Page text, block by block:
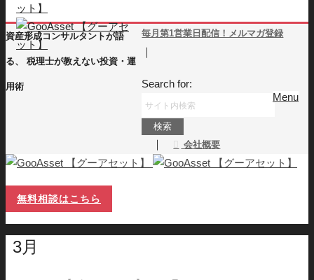
Menu
資産形成コンサルタントが語
る、 税理士が教えない投資・運
用術
毎月第1営業日配信！メルマガ登録
｜
Search for:
｜ 会社概要
無料相談はこちら
3月